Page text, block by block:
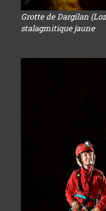
Grotte de Dargilan
stalagmitique jaune